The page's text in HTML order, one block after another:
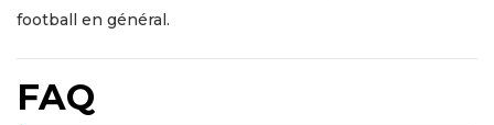
football en général.
FAQ